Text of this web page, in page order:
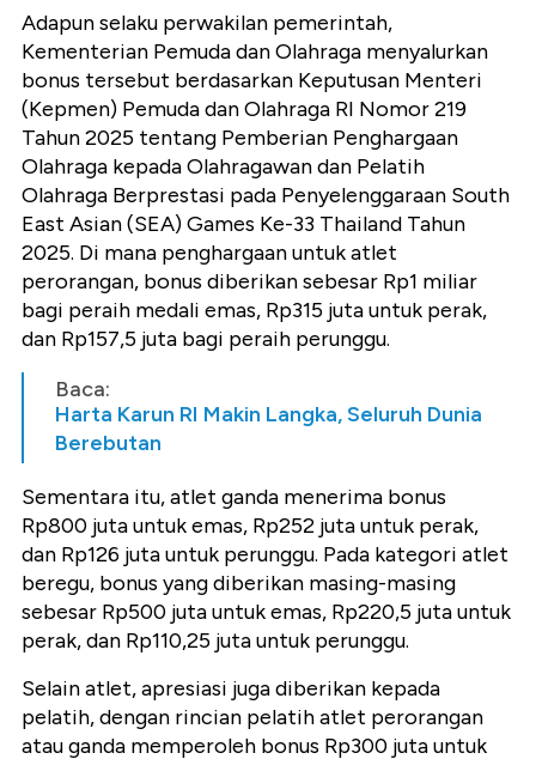
Adapun selaku perwakilan pemerintah,
Kementerian Pemuda dan Olahraga menyalurkan
bonus tersebut berdasarkan Keputusan Menteri
(Kepmen) Pemuda dan Olahraga RI Nomor 219
Tahun 2025 tentang Pemberian Penghargaan
Olahraga kepada Olahragawan dan Pelatih
Olahraga Berprestasi pada Penyelenggaraan South
East Asian (SEA) Games Ke-33 Thailand Tahun
2025. Di mana penghargaan untuk atlet
perorangan, bonus diberikan sebesar Rp1 miliar
bagi peraih medali emas, Rp315 juta untuk perak,
dan Rp157,5 juta bagi peraih perunggu.
Baca:
Harta Karun RI Makin Langka, Seluruh Dunia
Berebutan
Sementara itu, atlet ganda menerima bonus
Rp800 juta untuk emas, Rp252 juta untuk perak,
dan Rp126 juta untuk perunggu. Pada kategori atlet
beregu, bonus yang diberikan masing-masing
sebesar Rp500 juta untuk emas, Rp220,5 juta untuk
perak, dan Rp110,25 juta untuk perunggu.
Selain atlet, apresiasi juga diberikan kepada
pelatih, dengan rincian pelatih atlet perorangan
atau ganda memperoleh bonus Rp300 juta untuk